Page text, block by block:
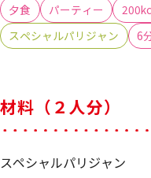
夕食
パーティー
スペシャルパリジャン
6
材料（２人分）
スペシャルパリジャン